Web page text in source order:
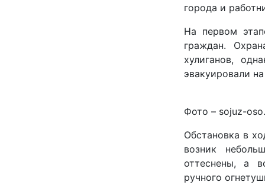
города и
На первом
граждан.
хулиганов,
эвакуировали
Фото – sojuz-
Обстановка в
возник
оттеснены, а
ручного